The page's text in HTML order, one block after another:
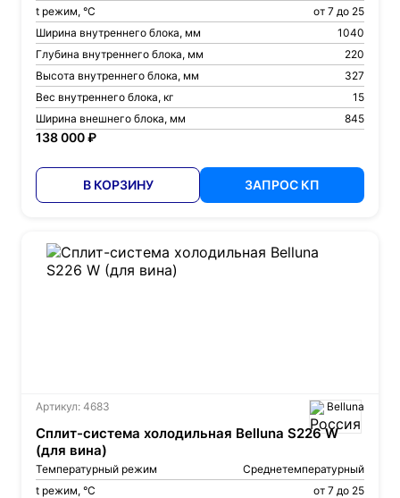
t режим, °С
от 7 до 25
Ширина внутреннего блока, мм
1040
Глубина внутреннего блока, мм
220
Высота внутреннего блока, мм
327
Вес внутреннего блока, кг
15
Ширина внешнего блока, мм
845
138 000 ₽
В КОРЗИНУ ЗАПРОС КП
Артикул: 4683 Belluna
Сплит-система холодильная Belluna S226 W
(для вина)
Температурный режим
Среднетемпературный
t режим, °С
от 7 до 25